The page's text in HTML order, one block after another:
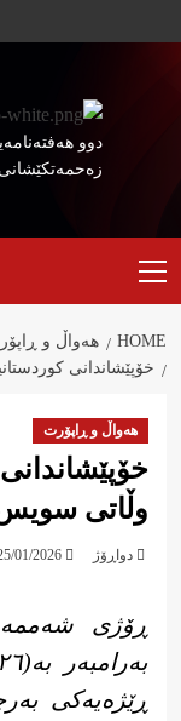
to
دوو
Menu
HOME
هەواڵ و
خۆپێشاندانی
هەواڵ و ڕاپۆرت
وڵاتی
دواڕۆژ 01/2026
ڕێژەیەکی